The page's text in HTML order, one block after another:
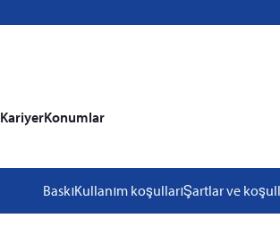
KariyerKonumlar
BaskıKullanım koşullarıŞartlar ve